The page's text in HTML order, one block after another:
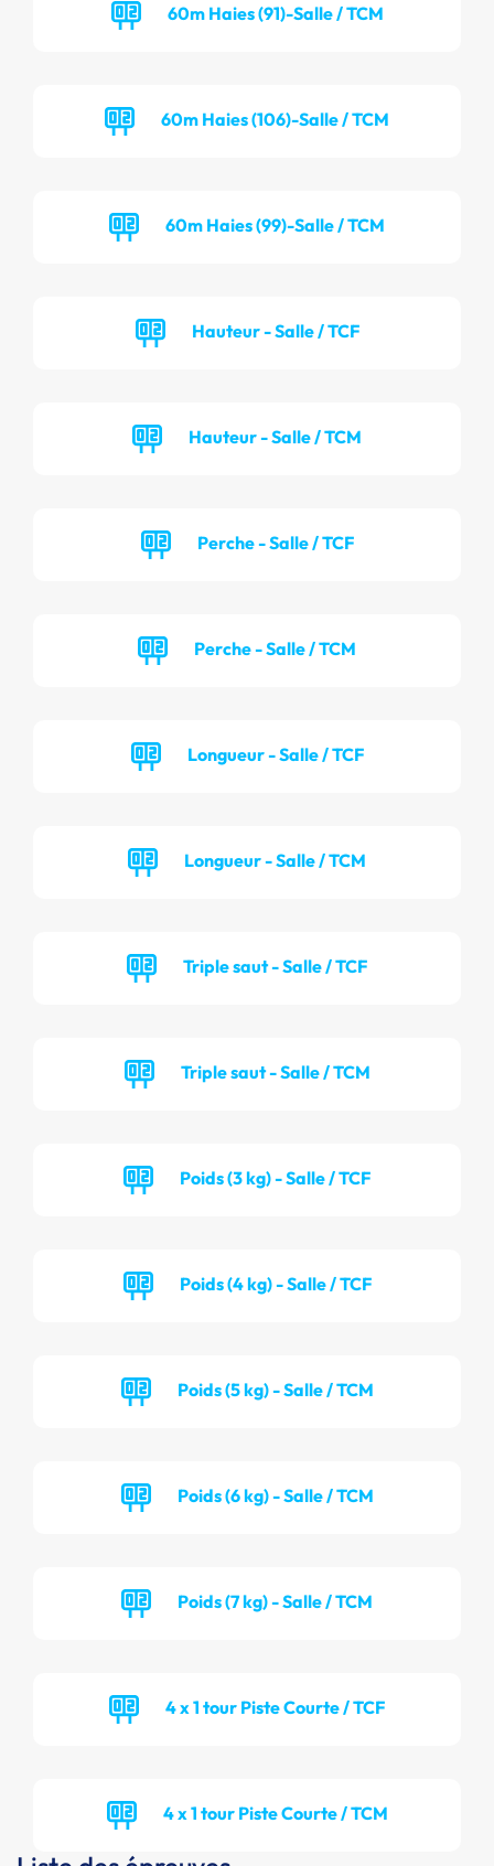
60m Haies (91)-Salle / TCM
60m Haies (106)-Salle / TCM
60m Haies (99)-Salle / TCM
Hauteur - Salle / TCF
Hauteur - Salle / TCM
Perche - Salle / TCF
Perche - Salle / TCM
Longueur - Salle / TCF
Longueur - Salle / TCM
Triple saut - Salle / TCF
Triple saut - Salle / TCM
Poids (3 kg) - Salle / TCF
Poids (4 kg) - Salle / TCF
Poids (5 kg) - Salle / TCM
Poids (6 kg) - Salle / TCM
Poids (7 kg) - Salle / TCM
4 x 1 tour Piste Courte / TCF
4 x 1 tour Piste Courte / TCM